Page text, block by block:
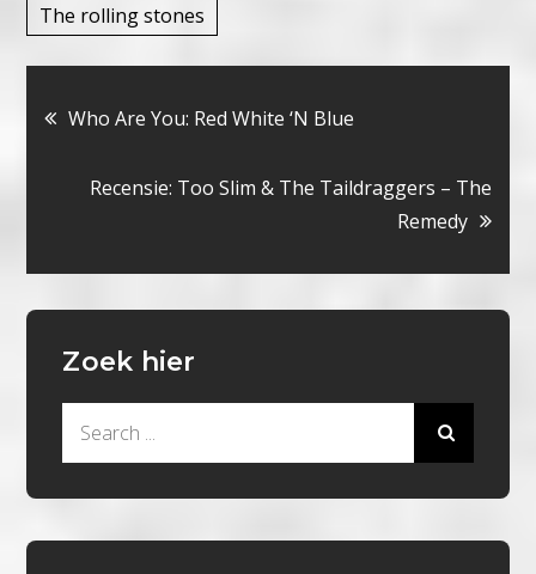
The rolling stones
Bericht
navigatie
Who Are You: Red White ‘N Blue
Recensie: Too Slim & The Taildraggers – The
Remedy
Zoek hier